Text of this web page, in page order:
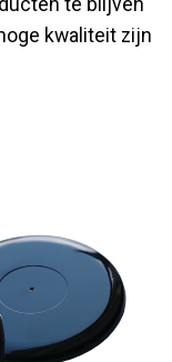
kwaliteit zijn